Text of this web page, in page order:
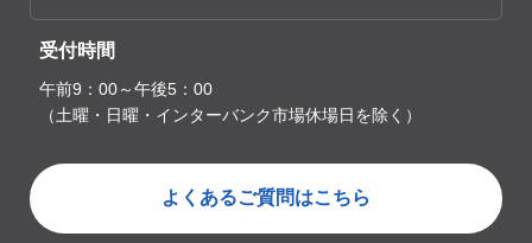
受付時間
午前9：00～午後5：00
（土曜・日曜・インターバンク市場休場日を除く）
よくあるご質問はこちら